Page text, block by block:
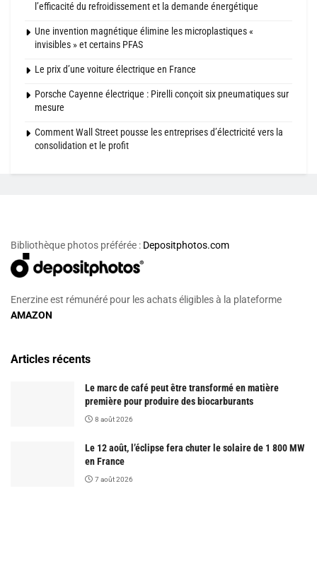
l’efficacité du refroidissement et la demande énergétique
Une invention magnétique élimine les microplastiques «
invisibles » et certains PFAS
Le prix d’une voiture électrique en France
Porsche Cayenne électrique : Pirelli conçoit six pneumatiques sur
mesure
Comment Wall Street pousse les entreprises d’électricité vers la
consolidation et le profit
Bibliothèque photos préférée : Depositphotos.com
Enerzine est rémunéré pour les achats éligibles à la plateforme
AMAZON
Articles récents
Le marc de café peut être transformé en matière
première pour produire des biocarburants
8 août 2026
Le 12 août, l’éclipse fera chuter le solaire de 1 800 MW
en France
7 août 2026